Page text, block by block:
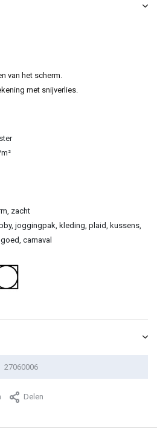
van het scherm.
met snijverlies.
zacht
joggingpak, kleding, plaid, kussens,
carnaval
27060006
Delen